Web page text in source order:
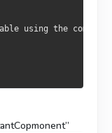
using the